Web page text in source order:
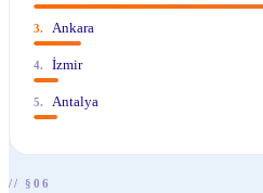
3. Ankara
4. İzmir
5. Antalya
// §06